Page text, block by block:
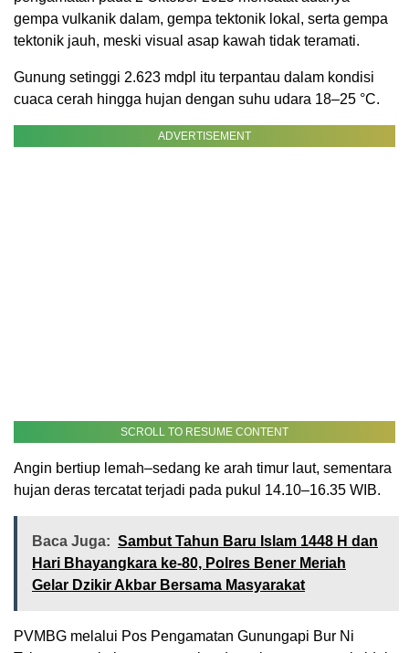
gempa vulkanik dalam, gempa tektonik lokal, serta gempa
tektonik jauh, meski visual asap kawah tidak teramati.
Gunung setinggi 2.623 mdpl itu terpantau dalam kondisi
cuaca cerah hingga hujan dengan suhu udara 18–25 °C.
ADVERTISEMENT
SCROLL TO RESUME CONTENT
Angin bertiup lemah–sedang ke arah timur laut, sementara
hujan deras tercatat terjadi pada pukul 14.10–16.35 WIB.
Baca Juga: Sambut Tahun Baru Islam 1448 H dan
Hari Bhayangkara ke-80, Polres Bener Meriah
Gelar Dzikir Akbar Bersama Masyarakat
PVMBG melalui Pos Pengamatan Gunungapi Bur Ni